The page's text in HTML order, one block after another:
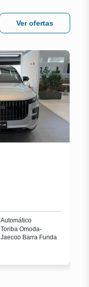
Ver ofertas
Automático
Toriba Omoda-
Jaecoo Barra Funda